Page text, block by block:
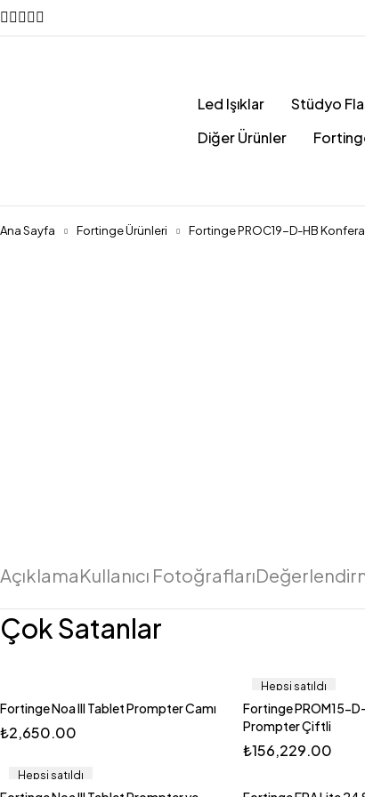
Led Işıklar Stüdyo
Diğer Ürünler
Ana Sayfa Fortinge Ürünleri Fortinge PROC19-D-HB
AçıklamaKullanıcı Fotoğrafları
Çok Satanlar
Fortinge Noa III Tablet Prompter Camı
₺2,650.00
Hepsi satıldı
Fortinge PROM15-
Prompter Çiftli
₺156,229.00
Hepsi satıldı